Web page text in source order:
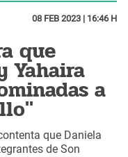
08 FEB 2023 | 16:46 H
que
Yahaira
a
que Daniela
de Son